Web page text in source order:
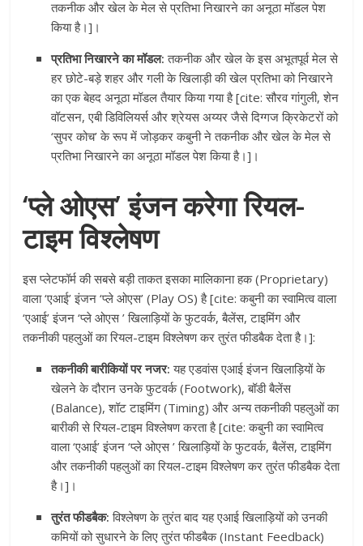
तकनीक और खेल के मेल से प्रतिभा निखारने का अनूठा मॉडल पेश
किया है।]।
प्रतिभा निखारने का मॉडल: तकनीक और खेल के इस अभूतपूर्व मेल से
हर छोटे-बड़े शहर और गली के खिलाड़ी की खेल प्रतिभा को निखारने
का एक बेहद अनूठा मॉडल तैयार किया गया है [cite: सौरव गांगुली, शेन
वॉटसन, एबी डिविलियर्स और श्रेयस अय्यर जैसे दिग्गज क्रिकेटरों को
‘सुपर कोच’ के रूप में जोड़कर कबुनी ने तकनीक और खेल के मेल से
प्रतिभा निखारने का अनूठा मॉडल पेश किया है।]।
‘प्ले ओएस’ इंजन करेगा रियल-
टाइम विश्लेषण
इस प्लेटफॉर्म की सबसे बड़ी ताकत इसका मालिकाना हक (Proprietary)
वाला ‘एआई’ इंजन ‘प्ले ओएस’ (Play OS) है [cite: कबुनी का स्वामित्व वाला
‘एआई’ इंजन ‘प्ले ओएस ’ खिलाड़ियों के फुटवर्क, बैलेंस, टाइमिंग और
तकनीकी पहलुओं का रियल-टाइम विश्लेषण कर तुरंत फीडबैक देता है।]:
तकनीकी बारीकियों पर नजर: यह एडवांस एआई इंजन खिलाड़ियों के
खेलने के दौरान उनके फुटवर्क (Footwork), बॉडी बैलेंस
(Balance), शॉट टाइमिंग (Timing) और अन्य तकनीकी पहलुओं का
बारीकी से रियल-टाइम विश्लेषण करता है [cite: कबुनी का स्वामित्व
वाला ‘एआई’ इंजन ‘प्ले ओएस ’ खिलाड़ियों के फुटवर्क, बैलेंस, टाइमिंग
और तकनीकी पहलुओं का रियल-टाइम विश्लेषण कर तुरंत फीडबैक देता
है।]।
तुरंत फीडबैक: विश्लेषण के तुरंत बाद यह एआई खिलाड़ियों को उनकी
कमियों को सुधारने के लिए तुरंत फीडबैक (Instant Feedback)